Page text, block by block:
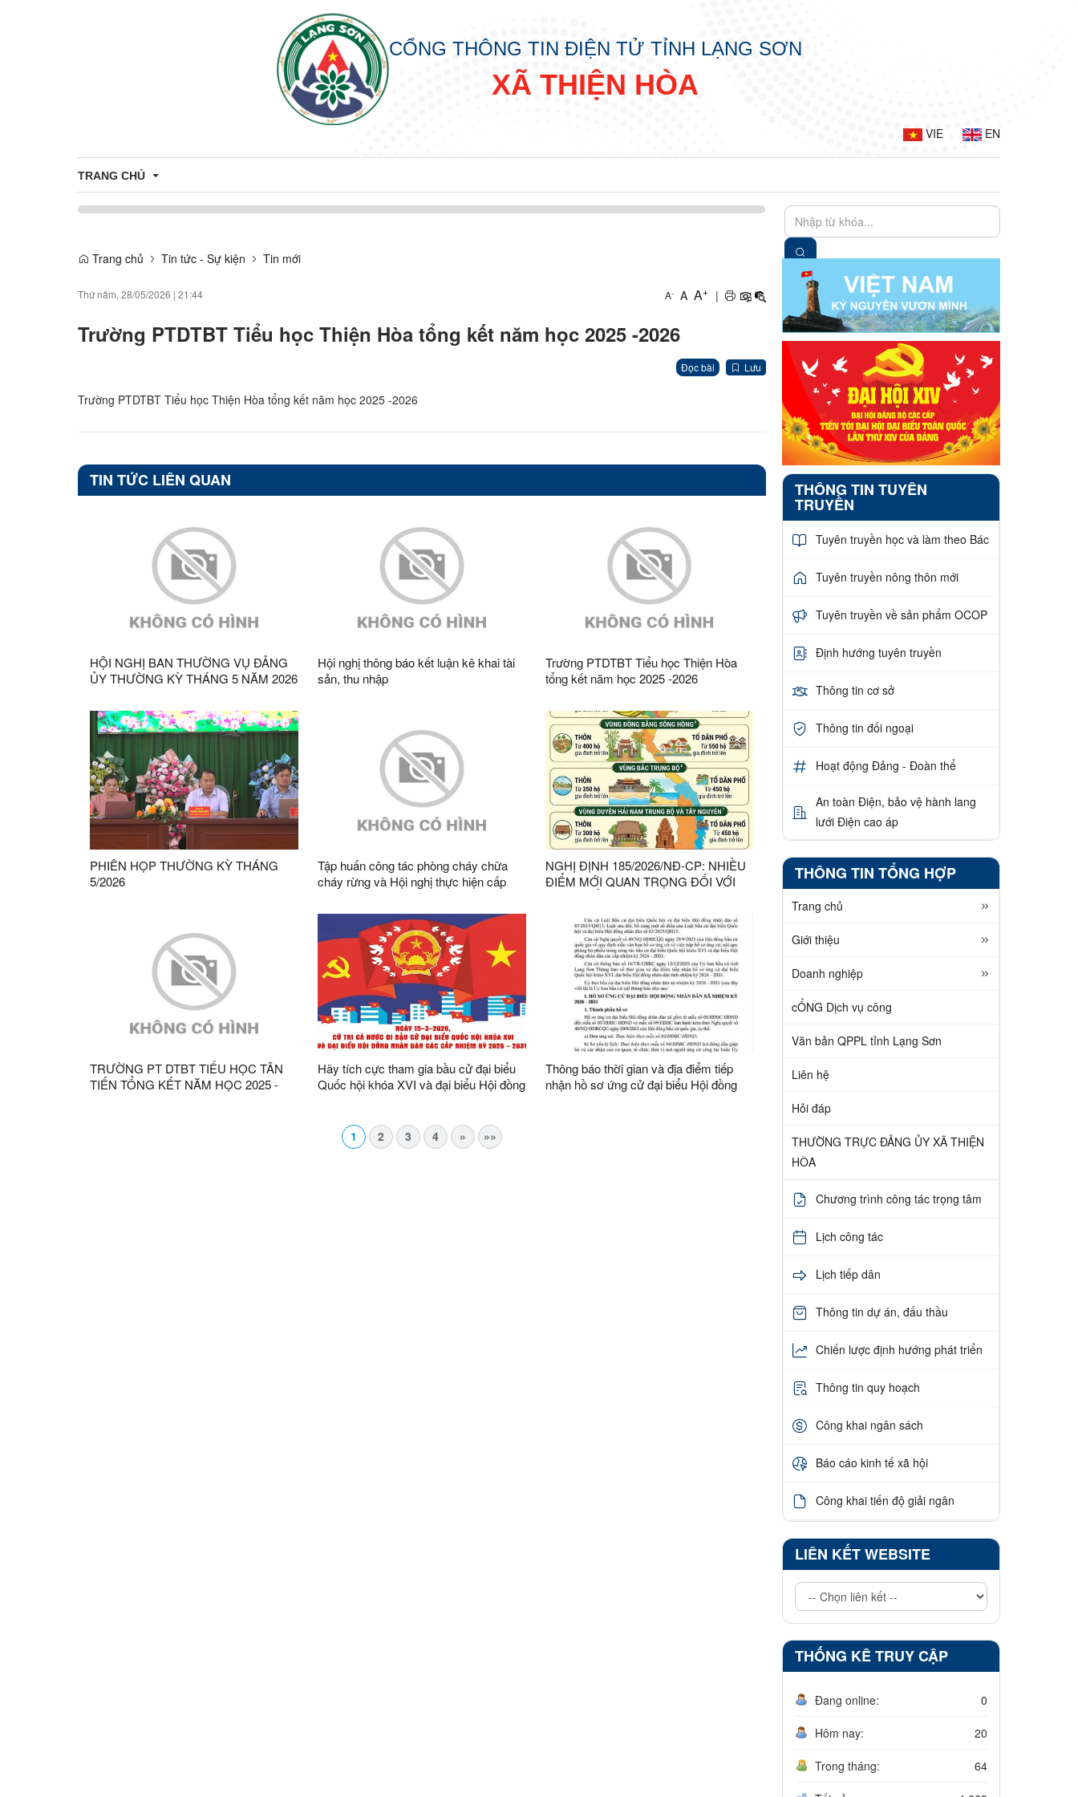
CỔNG THÔNG TIN ĐIỆN TỬ TỈNH LẠNG SƠN
XÃ THIỆN HÒA
VIE EN
TRANG CHỦ
UBMTTQVN XÃ THIỆN HÒA
Trang chủ Tin tức - Sự kiện Tin mới
Thứ năm, 28/05/2026 | 21:44 A- A A+ |
Trường PTDTBT Tiểu học Thiện Hòa tổng kết năm học 2025 -2026
Đọc bài Lưu
Trường PTDTBT Tiểu học Thiện Hòa tổng kết năm học 2025 -2026
TIN TỨC LIÊN QUAN
HỘI NGHỊ BAN THƯỜNG VỤ ĐẢNG
ỦY THƯỜNG KỲ THÁNG 5 NĂM 2026
Hội nghị thông báo kết luận kê khai tài
sản, thu nhập
Trường PTDTBT Tiểu học Thiện Hòa
tổng kết năm học 2025 -2026
PHIÊN HỌP THƯỜNG KỲ THÁNG
5/2026
Tập huấn công tác phòng cháy chữa
cháy rừng và Hội nghị thực hiện cấp
trên địa bàn xã
NGHỊ ĐỊNH 185/2026/NĐ-CP: NHIỀU
ĐIỂM MỚI QUAN TRỌNG ĐỐI VỚI
TRƯỜNG PT DTBT TIỂU HỌC TÂN
TIẾN TỔNG KẾT NĂM HỌC 2025 -
Hãy tích cực tham gia bầu cử đại biểu
Quốc hội khóa XVI và đại biểu Hội đồng
Thông báo thời gian và địa điểm tiếp
nhận hồ sơ ứng cử đại biểu Hội đồng
1 2 3 4 » »»
THÔNG TIN TUYÊN
TRUYỀN
Tuyên truyền học và làm theo Bác
Tuyên truyền nông thôn mới
Tuyên truyền về sản phẩm OCOP
Định hướng tuyên truyền
Thông tin cơ sở
Thông tin đối ngoại
Hoạt động Đảng - Đoàn thể
An toàn Điện, bảo vệ hành lang
lưới Điện cao áp
THÔNG TIN TỔNG HỢP
Trang chủ
Giới thiệu
Doanh nghiệp
cỔNG Dịch vụ công
Văn bản QPPL tỉnh Lạng Sơn
Liên hệ
Hỏi đáp
THƯỜNG TRỰC ĐẢNG ỦY XÃ THIỆN
HÒA
Chương trình công tác trọng tâm
Lịch công tác
Lịch tiếp dân
Thông tin dự án, đấu thầu
Chiến lược định hướng phát triển
Thông tin quy hoạch
Công khai ngân sách
Báo cáo kinh tế xã hội
Công khai tiến độ giải ngân
LIÊN KẾT WEBSITE
THỐNG KÊ TRUY CẬP
Đang online: 0
Hôm nay: 20
Trong tháng: 64